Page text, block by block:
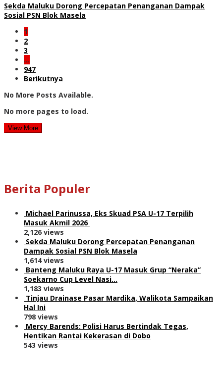
Sekda Maluku Dorong Percepatan Penanganan Dampak
Sosial PSN Blok Masela
1
2
3
…
947
Berikutnya
No More Posts Available.
No more pages to load.
View More
Berita Populer
Michael Parinussa, Eks Skuad PSA U-17 Terpilih
Masuk Akmil 2026
2,126 views
Sekda Maluku Dorong Percepatan Penanganan
Dampak Sosial PSN Blok Masela
1,614 views
Banteng Maluku Raya U-17 Masuk Grup “Neraka”
Soekarno Cup Level Nasi…
1,183 views
Tinjau Drainase Pasar Mardika, Walikota Sampaikan
Hal Ini
798 views
Mercy Barends: Polisi Harus Bertindak Tegas,
Hentikan Rantai Kekerasan di Dobo
543 views